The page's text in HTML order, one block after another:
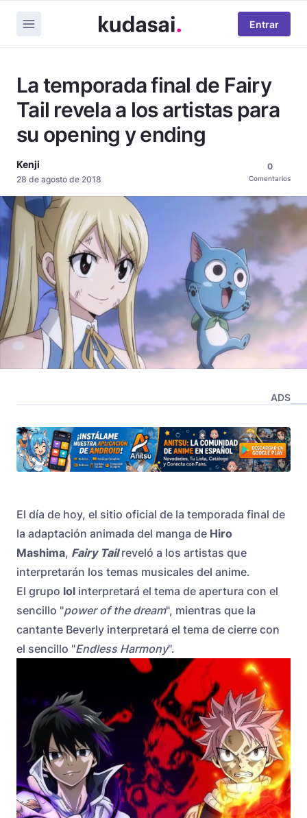
Entrar
La temporada final de Fairy
Tail revela a los artistas para
su opening y ending
Kenji
28 de agosto de 2018
0
Comentarios
ADS
El día de hoy, el sitio oficial de la temporada final de
la adaptación animada del manga de Hiro
Mashima, Fairy Tailreveló a los artistas que
interpretarán los temas musicales del anime.
El grupo lol interpretará el tema de apertura con el
sencillo "power of the dream", mientras que la
cantante Beverly interpretará el tema de cierre con
el sencillo "Endless Harmony".